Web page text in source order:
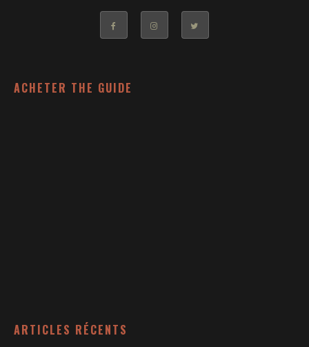
ACHETER THE GUIDE
ARTICLES RÉCENTS